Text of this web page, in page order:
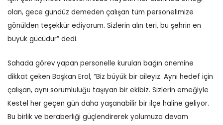
olan, gece gündüz demeden çalışan tüm personelimize
gönülden teşekkür ediyorum. Sizlerin alın teri, bu şehrin en
büyük gücüdür” dedi.
Sahada görev yapan personelle kurulan bağın önemine
dikkat çeken Başkan Erol, “Biz büyük bir aileyiz. Aynı hedef için
çalışan, aynı sorumluluğu taşıyan bir ekibiz. Sizlerin emeğiyle
Kestel her geçen gün daha yaşanabilir bir ilçe haline geliyor.
Bu birlik ve beraberliği güçlendirerek yolumuza devam